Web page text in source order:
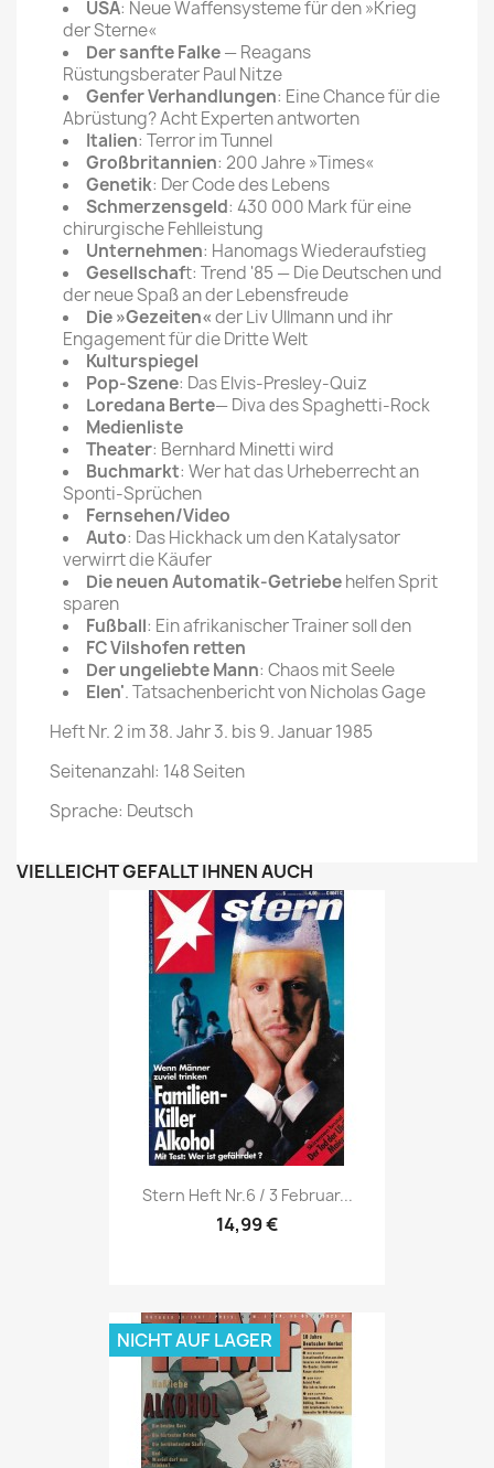
USA: Neue Waffensysteme für den »Krieg
der Sterne«
Der sanfte Falke— Reagans
Rüstungsberater Paul Nitze
Genfer Verhandlungen: Eine Chance für die
Abrüstung? Acht Experten antworten
Italien: Terror im Tunnel
Großbritannien: 200 Jahre »Times«
Genetik: Der Code des Lebens
Schmerzensgeld: 430 000 Mark für eine
chirurgische Fehlleistung
Unternehmen: Hanomags Wiederaufstieg
Gesellschaft: Trend '85 — Die Deutschen und
der neue Spaß an der Lebensfreude
Die »Gezeiten«der Liv Ullmann und ihr
Engagement für die Dritte Welt
Kulturspiegel
Pop-Szene: Das Elvis-Presley-Quiz
Loredana Berte— Diva des Spaghetti-Rock
Medienliste
Theater: Bernhard Minetti wird
Buchmarkt: Wer hat das Urheberrecht an
Sponti-Sprüchen
Fernsehen/Video
Auto: Das Hickhack um den Katalysator
verwirrt die Käufer
Die neuen Automatik-Getriebehelfen Sprit
sparen
Fußball: Ein afrikanischer Trainer soll den
FC Vilshofen retten
Der ungeliebte Mann: Chaos mit Seele
Elen'. Tatsachenbericht von Nicholas Gage
Heft Nr. 2 im 38. Jahr 3. bis 9. Januar 1985
Seitenanzahl: 148 Seiten
Sprache: Deutsch
VIELLEICHT GEFÄLLT IHNEN AUCH
Vorschau
Stern Heft Nr.6 / 3 Februar...
14,99 €
NICHT AUF LAGER